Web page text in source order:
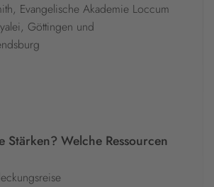
Evangelische Akademie Loccum
Göttingen und
Stärken? Welche Ressourcen